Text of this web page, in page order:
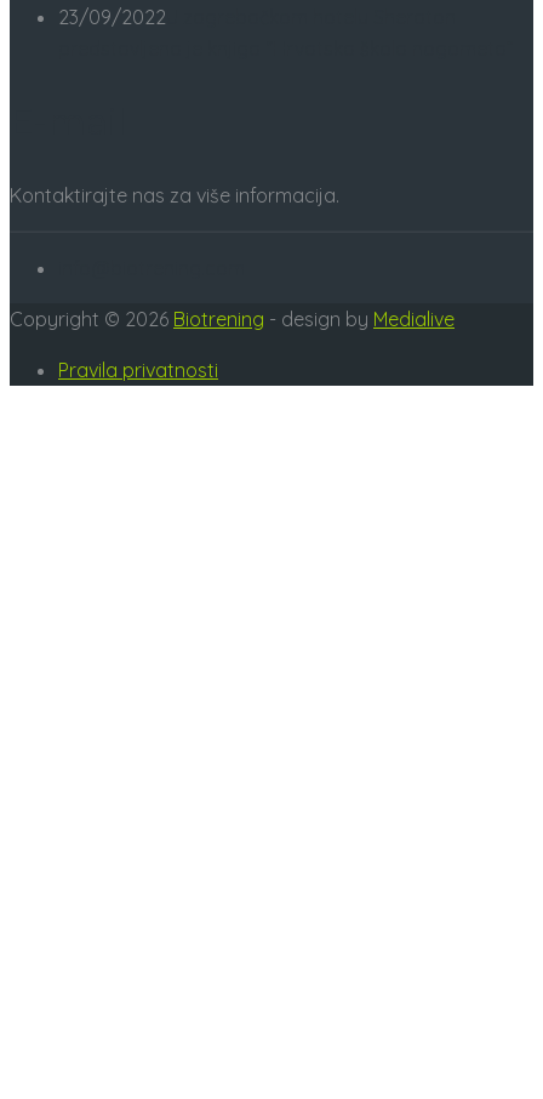
23/09/2022
Kontaktirajte nas za više informacija.
Copyright © 2026 Biotrening - design by Medialive
Pravila privatnosti